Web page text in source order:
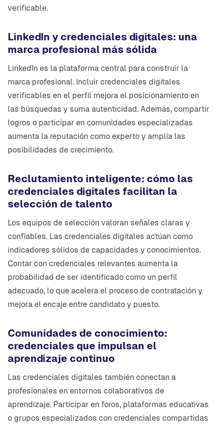
verificable.
LinkedIn y credenciales digitales: una
marca profesional más sólida
LinkedIn es la plataforma central para construir la
marca profesional. Incluir credenciales digitales
verificables en el perfil mejora el posicionamiento en
las búsquedas y suma autenticidad. Además, compartir
logros o participar en comunidades especializadas
aumenta la reputación como experto y amplía las
posibilidades de crecimiento.
Reclutamiento inteligente: cómo las
credenciales digitales facilitan la
selección de talento
Los equipos de selección valoran señales claras y
confiables. Las credenciales digitales actúan como
indicadores sólidos de capacidades y conocimientos.
Contar con credenciales relevantes aumenta la
probabilidad de ser identificado como un perfil
adecuado, lo que acelera el proceso de contratación y
mejora el encaje entre candidato y puesto.
Comunidades de conocimiento:
credenciales que impulsan el
aprendizaje continuo
Las credenciales digitales también conectan a
profesionales en entornos colaborativos de
aprendizaje. Participar en foros, plataformas educativas
o grupos especializados con credenciales compartidas